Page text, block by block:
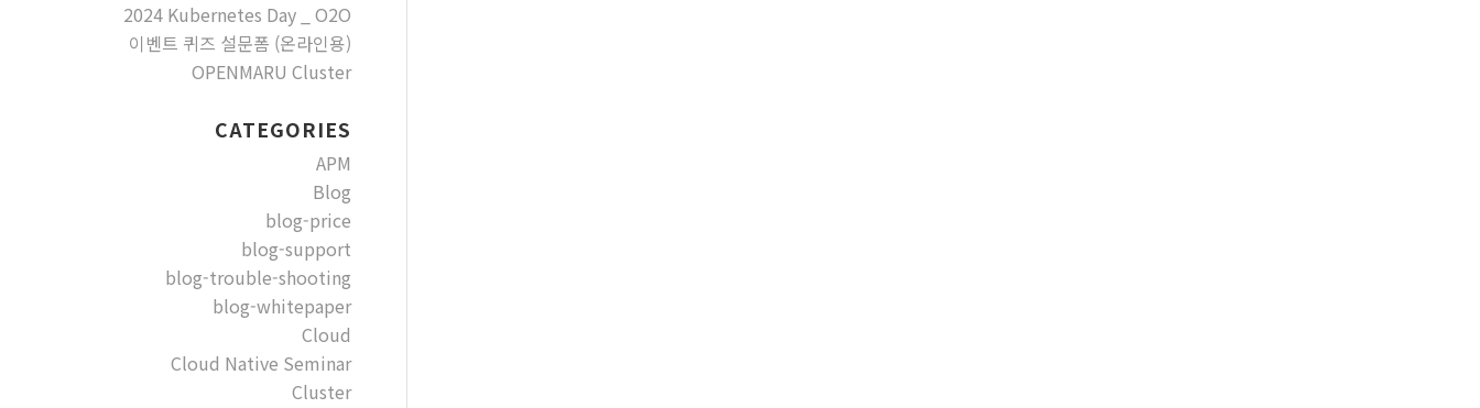
2024 Kubernetes Day _ O2O
이벤트 퀴즈 설문폼 (온라인용)
OPENMARU Cluster
CATEGORIES
APM
Blog
blog-price
blog-support
blog-trouble-shooting
blog-whitepaper
Cloud
Cloud Native Seminar
Cluster